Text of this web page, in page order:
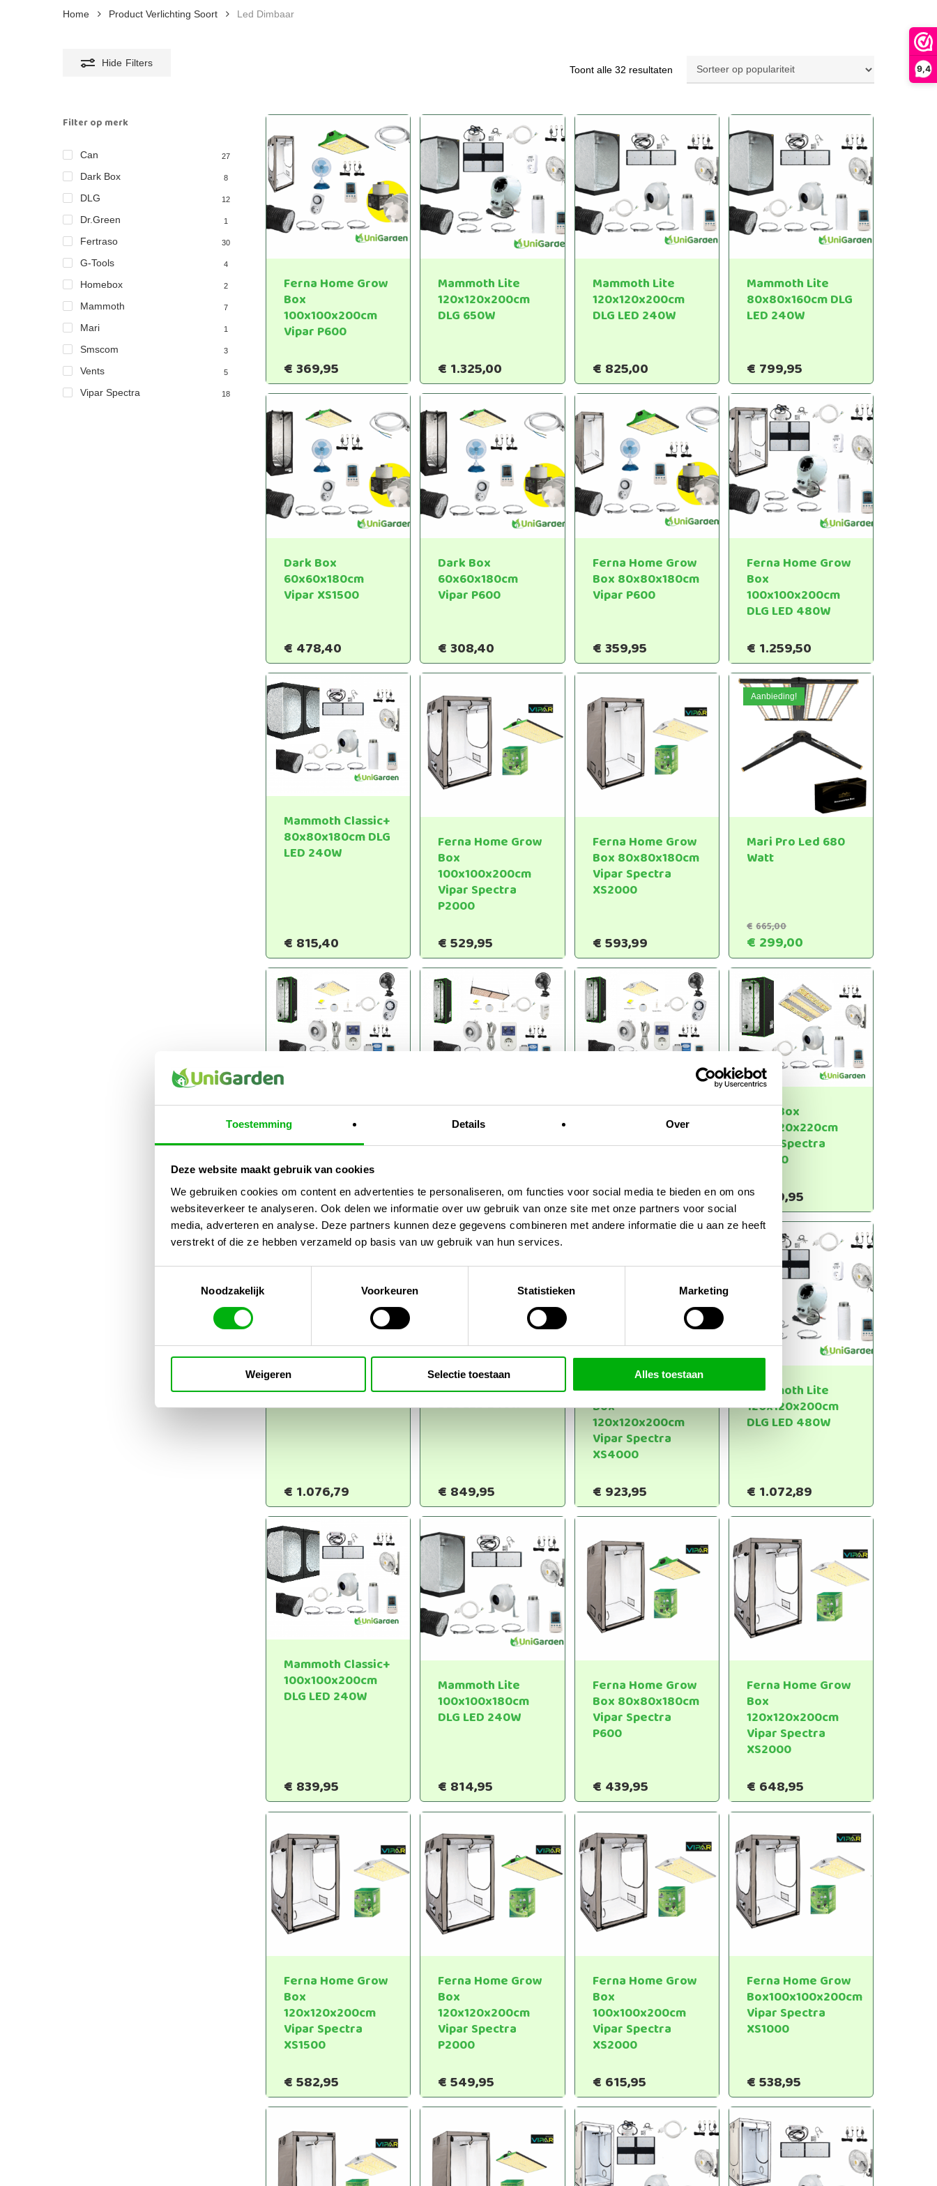
Toestemming Details Over
Deze website maakt gebruik van cookies
We gebruiken cookies om content en advertenties te personaliseren, om functies voor social media te bieden en om ons
websiteverkeer te analyseren. Ook delen we informatie over uw gebruik van onze site met onze partners voor social
media, adverteren en analyse. Deze partners kunnen deze gegevens combineren met andere informatie die u aan ze heeft
verstrekt of die ze hebben verzameld op basis van uw gebruik van hun services.
Noodzakelijk
Voorkeuren Statistieken Marketing
Weigeren Selectie toestaan Alles toestaan
9,4
Home Product Verlichting Soort Led Dimbaar
Hide Filters
Toont alle 32 resultaten Gesorteerd
Filter op merk
Can 27
Dark Box 8
DLG 12
Dr.Green 1
Fertraso 30
G-Tools 4
Homebox 2
Mammoth 7
Mari 1
Smscom 3
Vents 5
Vipar Spectra 18
Ferna Home Grow
Box
100x100x200cm
Vipar P600
€369,95
Mammoth Lite
120x120x200cm
DLG 650W
€ 1.325,00
Mammoth Lite
120x120x200cm
DLG LED 240W
€ 825,00
Mammoth Lite
80x80x160cm DLG
LED 240W
€ 799,95
Dark Box
60x60x180cm
Vipar XS1500
€ 478,40
Dark Box
60x60x180cm
Vipar P600
€ 308,40
Ferna Home Grow
Box 80x80x180cm
Vipar P600
€359,95
Ferna Home Grow
Box
100x100x200cm
DLG LED 480W
€ 1.259,50
Mammoth Classic+
80x80x180cm DLG
LED 240W
€ 815,40
Ferna Home Grow
Box
100x100x200cm
Vipar Spectra
P2000
€ 529,95
Ferna Home Grow
Box 80x80x180cm
Vipar Spectra
XS2000
€593,99
Aanbieding!
Mari Pro Led 680
Watt
€ 665,00
prijs
was:
€665,00.
€ 299,00
prijs
is:
€299,00.
Dark Box
80x80x200cm
Vipar Spectra
XS1500
€ 645,25
Dark Box
100x100x220cm
DLG Led 240w
€817,50
Dark Box
100x100x220cm
XS1500
€651,20
Dark Box
120x120x220cm
Vipar Spectra
XS1500
€ 849,95
Dark Box
120x120x220cm
DLG Led 480W
€ 1.076,79
Dark Box
120x120x220cm
DLG LED 240W
€ 849,95
Ferna Home Grow
Box
120x120x200cm
Vipar Spectra
XS4000
€ 923,95
Mammoth Lite
120x120x200cm
DLG LED 480W
€ 1.072,89
Mammoth Classic+
100x100x200cm
DLG LED 240W
€ 839,95
Mammoth Lite
100x100x180cm
DLG LED 240W
€ 814,95
Ferna Home Grow
Box 80x80x180cm
Vipar Spectra
P600
€ 439,95
Ferna Home Grow
Box
120x120x200cm
Vipar Spectra
XS2000
€ 648,95
Ferna Home Grow
Box
120x120x200cm
Vipar Spectra
XS1500
€582,95
Ferna Home Grow
Box
120x120x200cm
Vipar Spectra
P2000
€ 549,95
Ferna Home Grow
Box
100x100x200cm
Vipar Spectra
XS2000
€ 615,95
Ferna Home Grow
Box100x100x200cm
Vipar Spectra
XS1000
€538,95